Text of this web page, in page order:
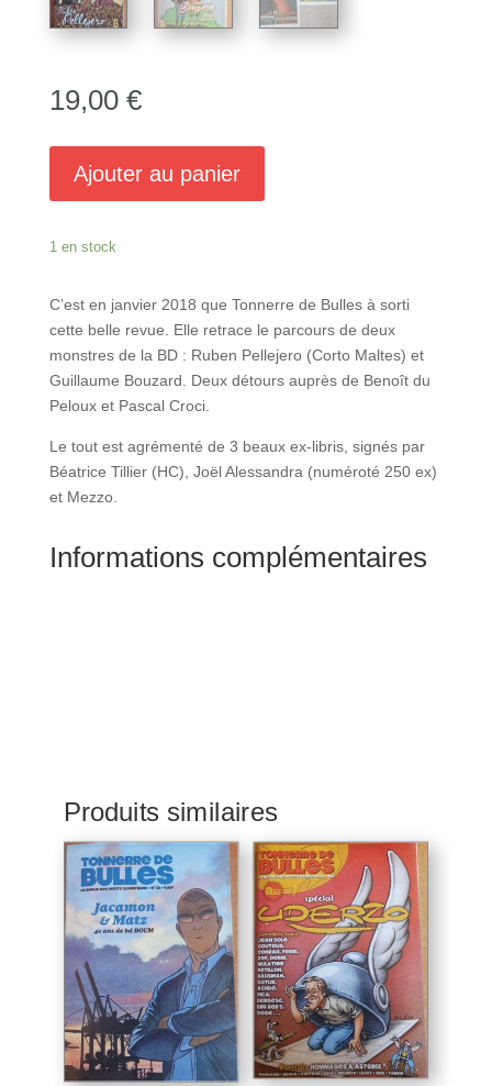
19,00 €
Ajouter au panier
1 en stock
C’est en janvier 2018 que Tonnerre de Bulles à sorti
cette belle revue. Elle retrace le parcours de deux
monstres de la BD : Ruben Pellejero (Corto Maltes) et
Guillaume Bouzard. Deux détours auprès de Benoît du
Peloux et Pascal Croci.
Le tout est agrémenté de 3 beaux ex-libris, signés par
Béatrice Tillier (HC), Joël Alessandra (numéroté 250 ex)
et Mezzo.
Informations complémentaires
Produits similaires